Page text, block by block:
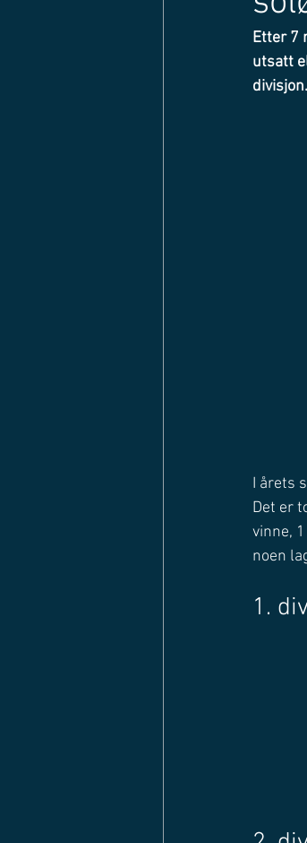
Etter 7
utsatt
divisjon.
I årets
Det er
vinne,
noen
1.